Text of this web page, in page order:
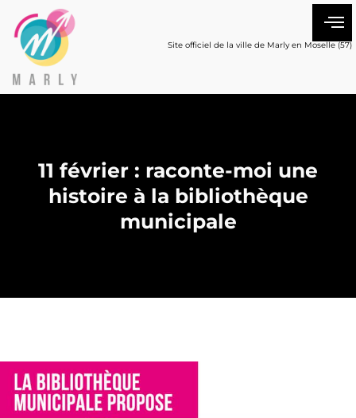
Site officiel de la ville de Marly en Moselle (57)
11 février : raconte-moi une
histoire à la bibliothèque
municipale